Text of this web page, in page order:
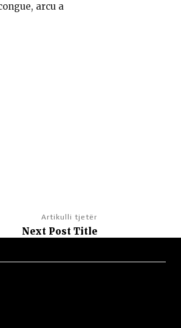
arcu a
Artikulli tjetër
Next Post Title